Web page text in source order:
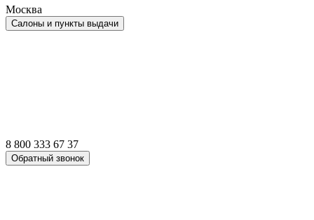
Москва
Салоны и пункты выдачи
8 800 333 67 37
Обратный звонок